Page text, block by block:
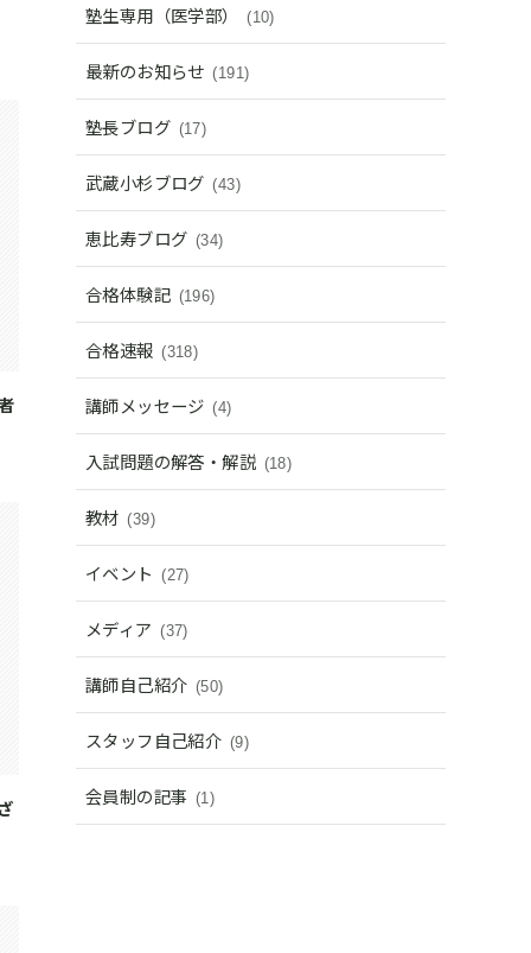
塾生専用（医学部） (10)
最新のお知らせ (191)
塾長ブログ (17)
武蔵小杉ブログ (43)
恵比寿ブログ (34)
合格体験記 (196)
合格速報 (318)
講師メッセージ (4)
入試問題の解答・解説 (18)
教材 (39)
イベント (27)
メディア (37)
講師自己紹介 (50)
スタッフ自己紹介 (9)
会員制の記事 (1)